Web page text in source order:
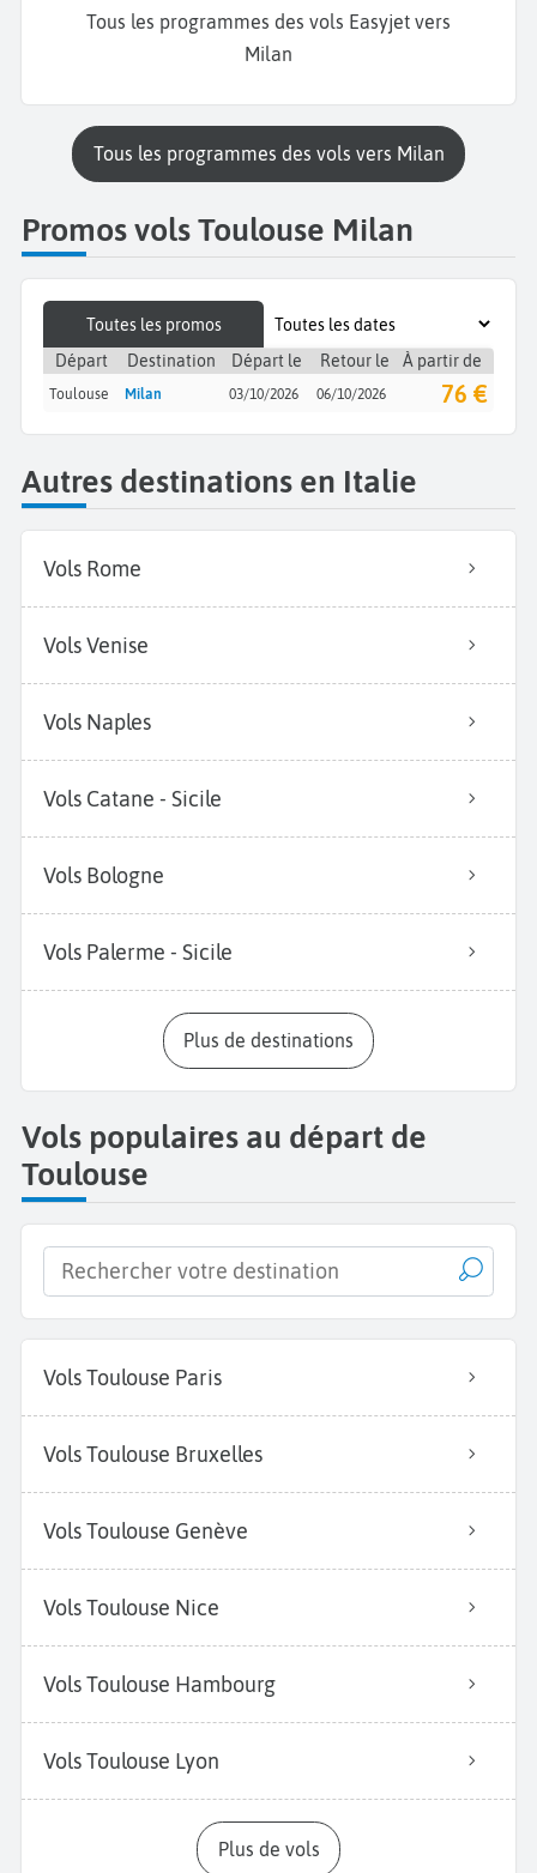
Tous les programmes des vols Easyjet vers
Milan
Tous les programmes des vols vers Milan
Promos vols Toulouse Milan
Toutes les promos
Départ
Destination Départ le Retour le À partir de
Toulouse Milan 03/10/2026 06/10/2026 76 €
Autres destinations en Italie
Vols Rome
Vols Venise
Vols Naples
Vols Catane - Sicile
Vols Bologne
Vols Palerme - Sicile
Plus de destinations
Vols populaires au départ de
Toulouse
Vols Toulouse Paris
Vols Toulouse Bruxelles
Vols Toulouse Genève
Vols Toulouse Nice
Vols Toulouse Hambourg
Vols Toulouse Lyon
Plus de vols